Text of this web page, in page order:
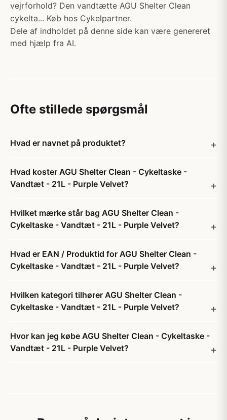
vejrforhold? Den vandtætte AGU Shelter Clean
cykelta... Køb hos Cykelpartner.
Dele af indholdet på denne side kan være genereret
med hjælp fra AI.
Ofte stillede spørgsmål
Hvad er navnet på produktet?
Hvad koster AGU Shelter Clean - Cykeltaske -
Vandtæt - 21L - Purple Velvet?
Hvilket mærke står bag AGU Shelter Clean -
Cykeltaske - Vandtæt - 21L - Purple Velvet?
Hvad er EAN / Produktid for AGU Shelter Clean -
Cykeltaske - Vandtæt - 21L - Purple Velvet?
Hvilken kategori tilhører AGU Shelter Clean -
Cykeltaske - Vandtæt - 21L - Purple Velvet?
Hvor kan jeg købe AGU Shelter Clean - Cykeltaske -
Vandtæt - 21L - Purple Velvet?